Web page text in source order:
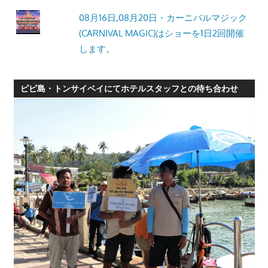
08月16日,08月20日・カーニバルマジック
(CARNIVAL MAGIC)はショーを1日2回開催
します。
ピピ島・トンサイベイにてホテルスタッフとの待ち合わせ